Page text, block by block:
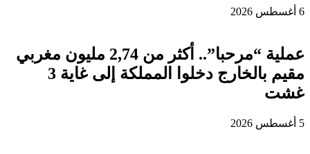
6 أغسطس 2026
عملية “مرحبا”.. أكثر من 2,74 مليون مغربي
مقيم بالخارج دخلوا المملكة إلى غاية 3
غشت
5 أغسطس 2026